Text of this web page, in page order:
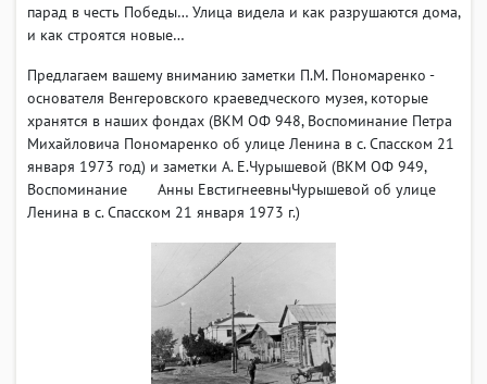
парад в честь Победы… Улица видела и как разрушаются дома,
и как строятся новые…
Предлагаем вашему вниманию заметки П.М. Пономаренко -
основателя Венгеровского краеведческого музея, которые
хранятся в наших фондах (ВКМ ОФ 948, Воспоминание Петра
Михайловича Пономаренко об улице Ленина в с. Спасском 21
января 1973 год) и заметки А. Е.Чурышевой (ВКМ ОФ 949,
Воспоминание Анны ЕвстигнеевныЧурышевой об улице
Ленина в с. Спасском 21 января 1973 г.)